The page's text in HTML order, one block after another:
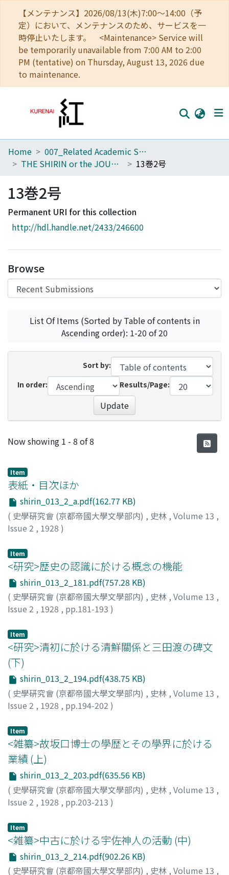
【メンテナンス】2026/08/13(木)7:00～14:00（予
定）において、メンテナンスのため、サービスを一
時停止いたします。 <Maintenance> Service will
be temporarily unavailable from 7:00 AM to 2:00
PM (tentative) on Thursday, August 13, 2026 due
to maintenance.
Home
Browse
Download Ranking
Access Statistics
Home
007_Related Academic Societies
THE SHIRIN or the JOURNAL OF HISTORY
13巻2号
13巻2号
Permanent URI for this collection
http://hdl.handle.net/2433/246600
Browse
List Of Items (Sorted by Table of contents in
Ascending order): 1-20 of 20
Sort by:
In order:
Results/Page:
Update
Recent Submissions
Now showing 1 - 8 of 8
Item
表紙・目次ほか
shirin_013_2_a.pdf(162.77 KB)
( 史學硏究會 (京都帝國大學文學部内) , 史林 , Volume 13 ,
Issue 2 , 1928 )
Item
<研究>歴史の認識に於ける概念の機能
shirin_013_2_181.pdf(757.28 KB)
( 史學硏究會 (京都帝國大學文學部内) , 史林 , Volume 13 ,
Issue 2 , 1928 , pp.181-193 )
Item
<研究>清初に於ける清鮮關係と三田渡の碑文
(下)
shirin_013_2_194.pdf(438.75 KB)
( 史學硏究會 (京都帝國大學文學部内) , 史林 , Volume 13 ,
Issue 2 , 1928 , pp.194-202 )
Item
<雑纂>故坂口博士の學歴とその學界に於ける
業績 (上)
shirin_013_2_203.pdf(635.56 KB)
( 史學硏究會 (京都帝國大學文學部内) , 史林 , Volume 13 ,
Issue 2 , 1928 , pp.203-213 )
Item
<雑纂>中古に於ける宇佐神人の活動 (中)
shirin_013_2_214.pdf(902.26 KB)
( 史學硏究會 (京都帝國大學文學部内) , 史林 , Volume 13 ,